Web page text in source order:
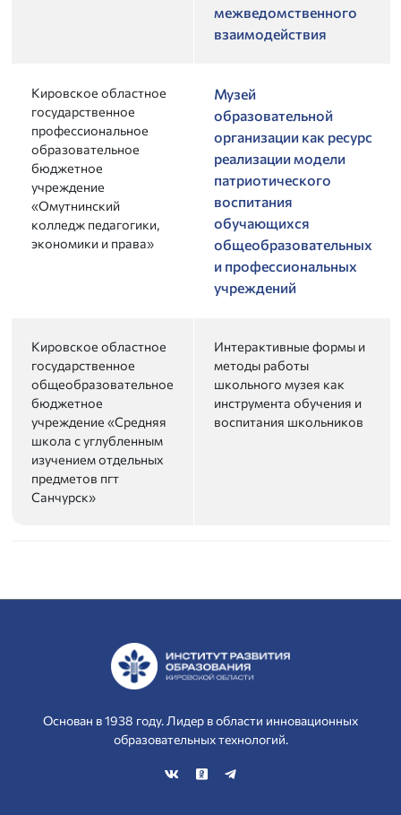
межведомственного
взаимодействия
Кировское областное
государственное
профессиональное
образовательное
бюджетное
учреждение
«Омутнинский
колледж педагогики,
экономики и права»
Музей
образовательной
организации как ресурс
реализации модели
патриотического
воспитания
обучающихся
общеобразовательных
и профессиональных
учреждений
Кировское областное
государственное
общеобразовательное
бюджетное
учреждение «Средняя
школа с углубленным
изучением отдельных
предметов пгт
Санчурск»
Интерактивные формы и
методы работы
школьного музея как
инструмента обучения и
воспитания школьников
Основан в 1938 году. Лидер в области инновационных
образовательных технологий.